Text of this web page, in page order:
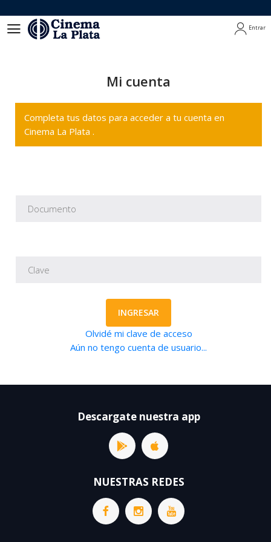
Entrar
Mi cuenta
Completa tus datos para acceder a tu cuenta en
Cinema La Plata .
INGRESAR
Olvidé mi clave de acceso
Aún no tengo cuenta de usuario...
Descargate nuestra app
NUESTRAS REDES